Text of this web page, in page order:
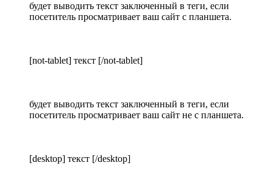
будет выводить текст заключенный в теги, если
посетитель просматривает ваш сайт с планшета.
[not-tablet] текст [/not-tablet]
будет выводить текст заключенный в теги, если
посетитель просматривает ваш сайт не с планшета.
[desktop] текст [/desktop]